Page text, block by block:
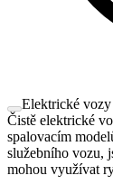
Elektrické
Čistě elektrické
spalovacím
služebního vozu,
mohou využívat